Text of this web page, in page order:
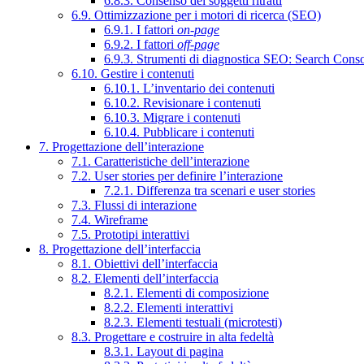
6.9. Ottimizzazione per i motori di ricerca (SEO)
6.9.1. I fattori on-page
6.9.2. I fattori off-page
6.9.3. Strumenti di diagnostica SEO: Search
6.10. Gestire i contenuti
6.10.1. L’inventario dei contenuti
6.10.2. Revisionare i contenuti
6.10.3. Migrare i contenuti
6.10.4. Pubblicare i contenuti
7. Progettazione dell’interazione
7.1. Caratteristiche dell’interazione
7.2. User stories per definire l’interazione
7.2.1. Differenza tra scenari e user stories
7.3. Flussi di interazione
7.4. Wireframe
7.5. Prototipi interattivi
8. Progettazione dell’interfaccia
8.1. Obiettivi dell’interfaccia
8.2. Elementi dell’interfaccia
8.2.1. Elementi di composizione
8.2.2. Elementi interattivi
8.2.3. Elementi testuali (microtesti)
8.3. Progettare e costruire in alta fedeltà
8.3.1. Layout di pagina